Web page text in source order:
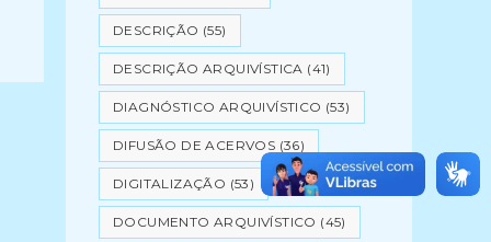
DESCRIÇÃO (55)
DESCRIÇÃO ARQUIVÍSTICA (41)
DIAGNÓSTICO ARQUIVÍSTICO (53)
DIFUSÃO DE ACERVOS (36)
DIGITALIZAÇÃO (53)
DOCUMENTO ARQUIVÍSTICO (45)